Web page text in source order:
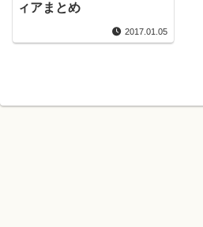
ィアまとめ
2017.01.05